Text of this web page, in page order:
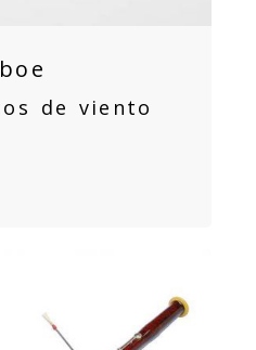
de viento